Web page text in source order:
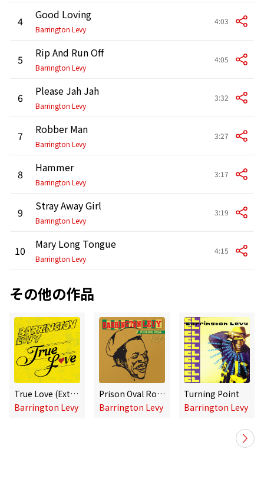
4 Good Loving
Barrington Levy
4:03
5 Rip And Run Off
Barrington Levy
4:05
6 Please Jah Jah
Barrington Levy
3:32
7 Robber Man
Barrington Levy
3:27
8 Hammer
Barrington Levy
3:17
9 Stray Away Girl
Barrington Levy
3:19
10 Mary Long Tongue
Barrington Levy
4:15
その他の作品
True Love (Extended Version)
Barrington Levy
Prison Oval Rock - 40th Anniversary Edition
Barrington Levy
Turning Point
Barrington Levy